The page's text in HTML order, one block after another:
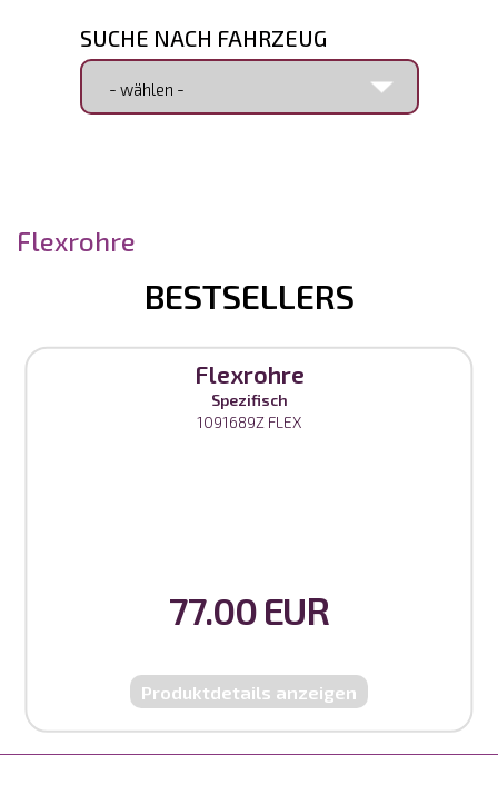
SUCHE NACH FAHRZEUG
Flexrohre
BESTSELLERS
Flexrohre
Spezifisch
1091689Z FLEX
77.00 EUR
Produktdetails anzeigen